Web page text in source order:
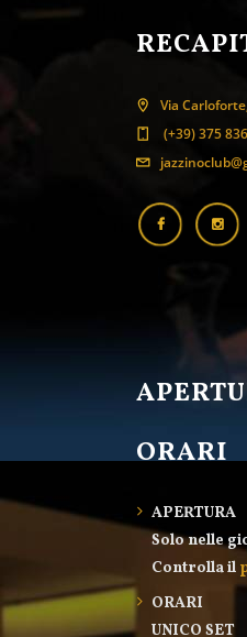
Via
(+39) 375
ORARI
APERTURA
Solo nelle
Controlla il
ORARI
UNICO SET